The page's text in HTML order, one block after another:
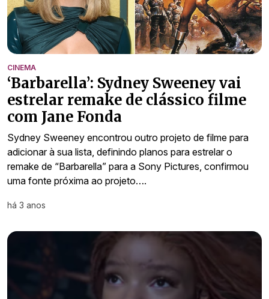
CINEMA
‘Barbarella’: Sydney Sweeney vai
estrelar remake de clássico filme
com Jane Fonda
Sydney Sweeney encontrou outro projeto de filme para
adicionar à sua lista, definindo planos para estrelar o
remake de “Barbarella” para a Sony Pictures, confirmou
uma fonte próxima ao projeto….
há 3 anos